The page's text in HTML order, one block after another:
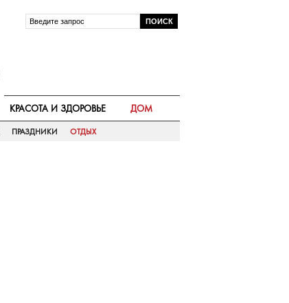
КРАСОТА И ЗДОРОВЬЕ ДОМ
ПРАЗДНИКИ ОТДЫХ